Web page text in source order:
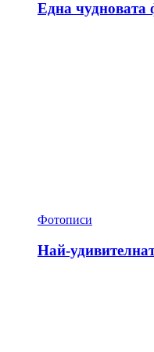
Една чудновата
Фотописи
Най-